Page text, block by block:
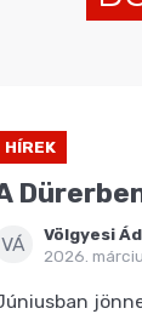
HÍREK
VÁ
Völgyesi
2026.